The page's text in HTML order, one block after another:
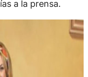
a la prensa.